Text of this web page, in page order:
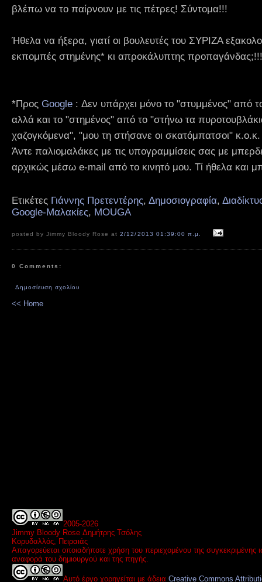
βλέπω να το παίρνουν με τις πέτρες! Σύντομα!!!
Ήθελα να ήξερα, γιατί οι βουλευτές του ΣΥΡΙΖΑ
εκπομπές στημένης* κι απροκάλυπτης προπαγάνδας;!!!
*Προς Google : Δεν υπάρχει μόνο το "στυμμένος" από
αλλά και το "στημένος" από το "στήνω τα
χαζογκόμενα", "μου τη στήσανε οι σκατόμπατσοι" κ.ο.κ.
Άντε παλιομαλάκες με τις υπογραμμίσεις σας με
αρχικώς μέσω e-mail από το κινητό μου. Τί ήθελα και
Ετικέτες Γιάννης Πρετεντέρης, Δημοσιογραφία,
Google-Μαλακίες, MOUGA
posted by Jimmy Bloody Rose at2/12/2013 01:39:00 π.μ.
0 Comments:
Δημοσίευση σχολίου
<< Home
2005-2026
Jimmy Bloody Rose Δημήτρης Τσόλης
Κορυδαλλός, Πειραιάς
Απαγορεύεται οποιαδήποτε χρήση του περιεχομένου της
αναφορά του δημιουργού και της πηγής.
Αυτό έργο χορηγείται με άδεια Creative Commons